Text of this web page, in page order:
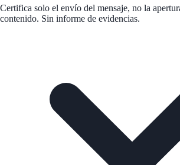
Certifica solo el envío del mensaje, no la
contenido. Sin informe de evidencias.